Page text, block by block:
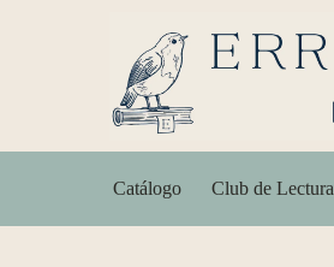
Catálogo Club de Lectura